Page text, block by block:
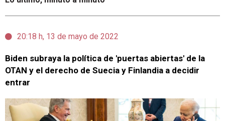
20:18 h, 13 de mayo de 2022
Biden subraya la política de 'puertas abiertas' de la
OTAN y el derecho de Suecia y Finlandia a decidir
entrar